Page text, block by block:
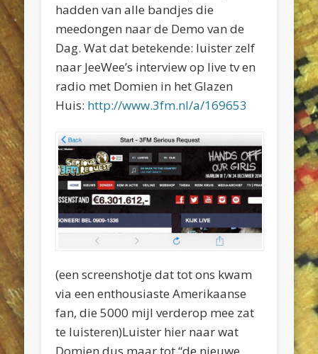
hadden van alle bandjes die
meedongen naar de Demo van de
Dag. Wat dat betekende: luister zelf
naar JeeWee’s interview op live tv en
radio met Domien in het Glazen
Huis: http://www.3fm.nl/a/169653
​(een screenshotje dat tot ons kwam
via een enthousiaste Amerikaanse
fan, die 5000 mijl verderop mee zat
te luisteren)Luister hier naar wat